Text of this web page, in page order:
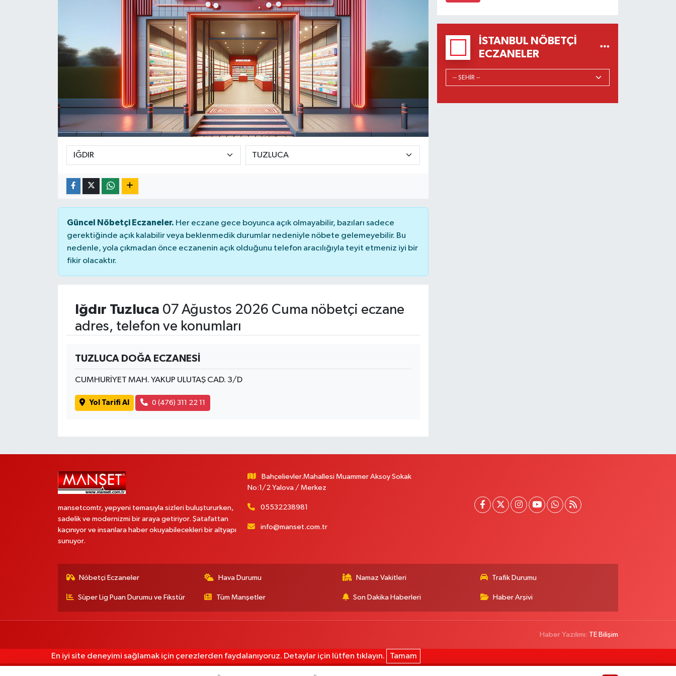
Güncel Nöbetçi Eczaneler. Her eczane gece boyunca açık olmayabilir, bazıları sadece
gerektiğinde açık kalabilir veya beklenmedik durumlar nedeniyle nöbete gelemeyebilir. Bu
nedenle, yola çıkmadan önce eczanenin açık olduğunu telefon aracılığıyla teyit etmeniz iyi bir
fikir olacaktır.
Iğdır Tuzluca 07 Ağustos 2026 Cuma nöbetçi eczane
adres, telefon ve konumları
TUZLUCA DOĞA ECZANESİ
CUMHURİYET MAH. YAKUP ULUTAŞ CAD. 3/D
Yol Tarifi Al 0 (476) 311 22 11
İSTANBUL NÖBETÇI
ECZANELER
mansetcomtr, yepyeni temasıyla sizleri buluştururken,
sadelik ve modernizmi bir araya getiriyor. Şatafattan
kaçınıyor ve insanlara haber okuyabilecekleri bir altyapı
sunuyor.
Bahçelievler.Mahallesi Muammer Aksoy Sokak
No:1/2 Yalova / Merkez
05532238981
info@manset.com.tr
Nöbetçi Eczaneler Hava Durumu Namaz Vakitleri Trafik Durumu
Süper Lig Puan Durumu ve Fikstür Tüm Manşetler Son Dakika Haberleri Haber Arşivi
Haber Yazılımı: TE Bilişim
En iyi site deneyimi sağlamak için çerezlerden faydalanıyoruz. Detaylar için lütfen tıklayın. Tamam